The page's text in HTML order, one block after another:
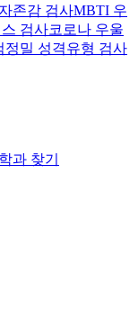
자존감 검사MBTI 우
검사코로나 우울
정밀 성격유형 검사
과 찾기